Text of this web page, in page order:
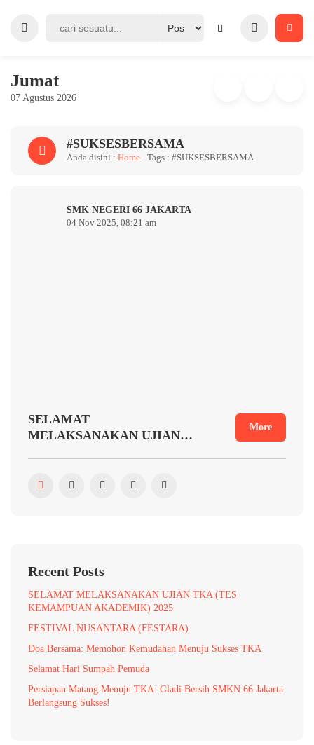
Jumat
07 Agustus 2026
#SUKSESBERSAMA
Anda disini : Home - Tags : #SUKSESBERSAMA
SMK NEGERI 66 JAKARTA
04 Nov 2025, 08:21 am
SELAMAT
MELAKSANAKAN UJIAN
More
Recent Posts
SELAMAT MELAKSANAKAN UJIAN TKA (TES
KEMAMPUAN AKADEMIK) 2025
FESTIVAL NUSANTARA (FESTARA)
Doa Bersama: Memohon Kemudahan Menuju Sukses TKA
Selamat Hari Sumpah Pemuda
Persiapan Matang Menuju TKA: Gladi Bersih SMKN 66 Jakarta
Berlangsung Sukses!